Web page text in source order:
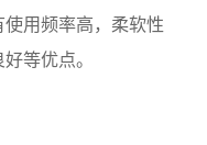
用频率高，柔软性
等优点。